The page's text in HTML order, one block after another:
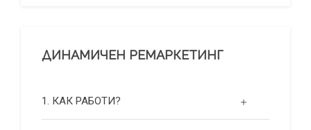
ДИНАМИЧЕН РЕМАРКЕТИНГ
1. КАК РАБОТИ?